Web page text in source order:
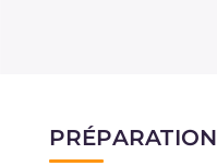
PRÉPARATION